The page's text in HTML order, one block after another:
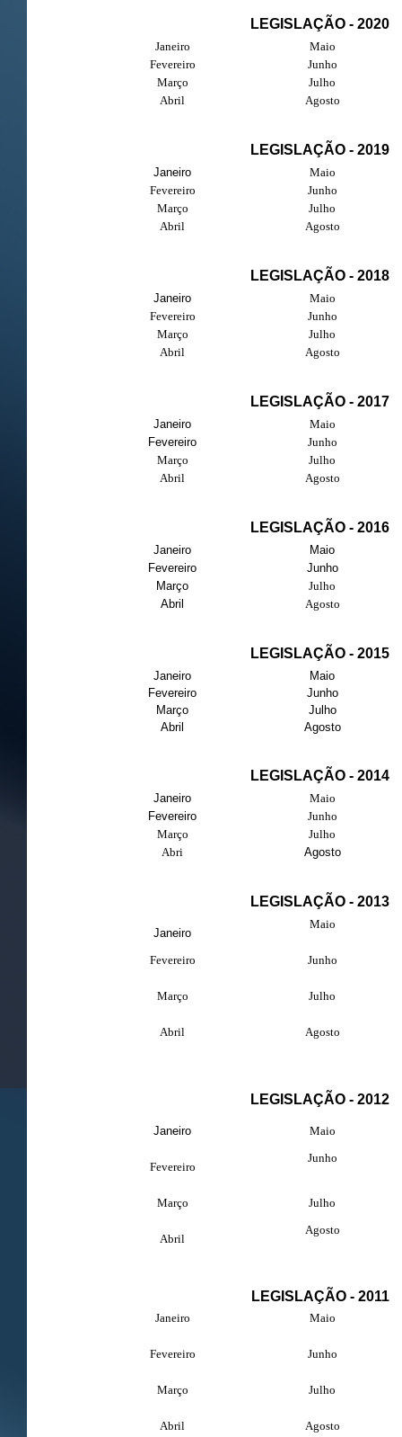
LEGISLAÇÃO - 2020
Janeiro
Maio
Fevereiro
Junho
Março
Julho
Abril
Agosto
LEGISLAÇÃO - 2019
Janeiro
Maio
Fevereiro
Junho
Março
Julho
Abril
Agosto
LEGISLAÇÃO - 2018
Janeiro
Maio
Fevereiro
Junho
Março
Julho
Abril
Agosto
LEGISLAÇÃO - 2017
Janeiro
Maio
Fevereiro
Junho
Março
Julho
Abril
Agosto
LEGISLAÇÃO - 2016
Janeiro
Maio
Fevereiro
Junho
Março
Julho
Abril
Agosto
LEGISLAÇÃO - 2015
Janeiro
Maio
Fevereiro
Junho
Março
Julho
Abril
Agosto
LEGISLAÇÃO - 2014
Janeiro
Maio
Fevereiro
Junho
Março
Julho
Abri
Agosto
LEGISLAÇÃO - 2013
Janeiro
Maio
Fevereiro Junho
Março Julho
Abril Agosto
LEGISLAÇÃO - 2012
Janeiro Maio
Fevereiro
Junho
Março Julho
Abril
Agosto
LEGISLAÇÃO - 2011
Janeiro Maio
Fevereiro Junho
Março Julho
Abril Agosto